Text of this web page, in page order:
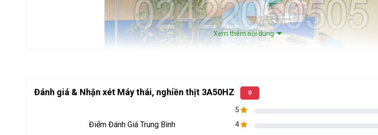
Xem thêm nội dung
Đánh giá & Nhận xét Máy thái, nghiền thịt 3A50HZ 0
Điểm Đánh Giá Trung Bình
5
4